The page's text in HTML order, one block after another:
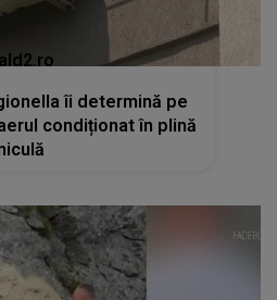
îi determină pe
condiționat în plină